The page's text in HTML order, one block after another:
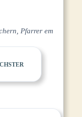
Pfarrer em